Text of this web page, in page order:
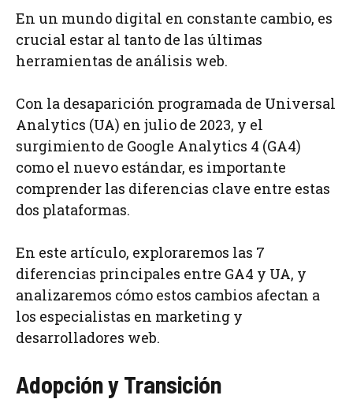
En un mundo digital en constante cambio, es
crucial estar al tanto de las últimas
herramientas de análisis web.
Con la desaparición programada de Universal
Analytics (UA) en julio de 2023, y el
surgimiento de Google Analytics 4 (GA4)
como el nuevo estándar, es importante
comprender las diferencias clave entre estas
dos plataformas.
En este artículo, exploraremos las 7
diferencias principales entre GA4 y UA, y
analizaremos cómo estos cambios afectan a
los especialistas en marketing y
desarrolladores web.
Adopción y Transición